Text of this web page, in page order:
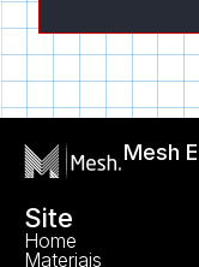
Mesh
Site
Home
Materiais